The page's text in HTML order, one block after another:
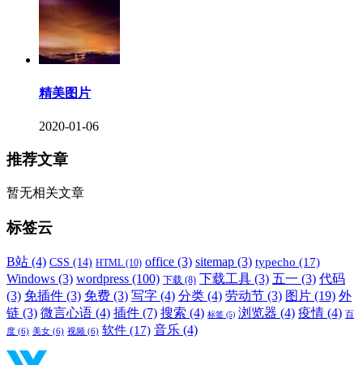
精美图片
2020-01-06
推荐文章
暂无相关文章
标签云
B站 (4) CSS (14) HTML (10) office (3) sitemap (3) typecho (17)
Windows (3) wordpress (100) 下载 (8) 下载工具 (3) 五一 (3) 代码
(3) 免插件 (3) 免费 (3) 写字 (4) 分类 (4) 劳动节 (3) 图片 (19) 外
链 (3) 微言心语 (4) 插件 (7) 搜索 (4) 标签 (5) 浏览器 (4) 疫情 (4) 百
度 (6) 美女 (6) 视频 (6) 软件 (17) 音乐 (4)